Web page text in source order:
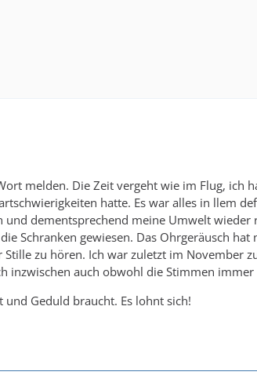
melden. Die Zeit vergeht wie im Flug, ich
hatte. Es war alles in llem
dementsprechend meine Umwelt
Schranken gewiesen. Das Ohrgeräusch hat
zu hören. Ich war zuletzt im November
inzwischen auch obwohl die Stimmen
und Geduld braucht. Es lohnt sich!